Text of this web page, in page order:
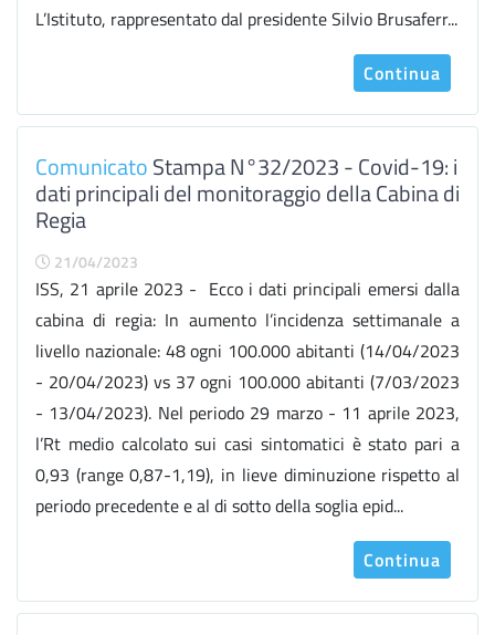
L’Istituto, rappresentato dal presidente Silvio Brusaferr...
Continua
ComunicatoStampa N°32/2023 - Covid-19: i
dati principali del monitoraggio della Cabina di
Regia
21/04/2023
ISS, 21 aprile 2023 - Ecco i dati principali emersi dalla
cabina di regia: In aumento l’incidenza settimanale a
livello nazionale: 48 ogni 100.000 abitanti (14/04/2023
- 20/04/2023) vs 37 ogni 100.000 abitanti (7/03/2023
- 13/04/2023). Nel periodo 29 marzo - 11 aprile 2023,
l’Rt medio calcolato sui casi sintomatici è stato pari a
0,93 (range 0,87-1,19), in lieve diminuzione rispetto al
periodo precedente e al di sotto della soglia epid...
Continua